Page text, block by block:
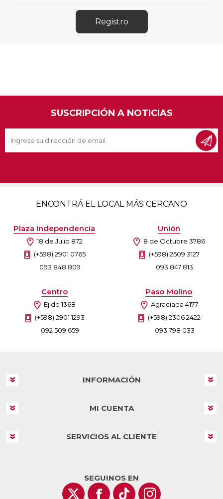
SUSCRIPCIÓN A NOTICIAS
ENCONTRÁ EL LOCAL MÁS CERCANO
Plaza Independencia
18 de Julio 872
(+598) 2901 0765
093 848 809
Unión
8 de Octubre 3786
(+598) 2509 3127
093 847 813
Centro
Ejido 1368
(+598) 2901 1293
092 509 659
Paso Molino
Agraciada 4177
(+598) 2306 2422
093 798 033
INFORMACIÓN
MI CUENTA
SERVICIOS AL CLIENTE
SEGUINOS EN